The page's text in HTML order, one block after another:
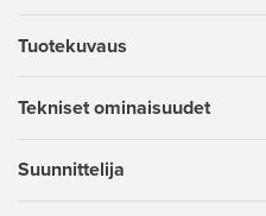
Tuotekuvaus
Tekniset ominaisuudet
Suunnittelija